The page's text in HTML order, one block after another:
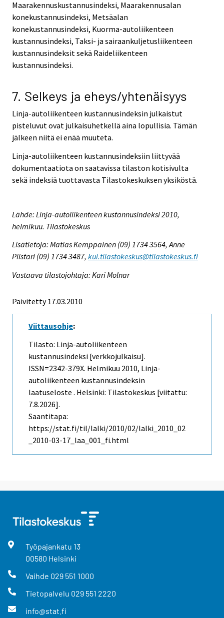
Maarakennuskustannusindeksi, Maarakennusalan
konekustannusindeksi, Metsäalan
konekustannusindeksi, Kuorma-autoliikenteen
kustannusindeksi, Taksi- ja sairaankuljetusliikenteen
kustannusindeksit sekä Raideliikenteen
kustannusindeksi.
7. Selkeys ja eheys/yhtenäisyys
Linja-autoliikenteen kustannusindeksin julkaistut
pisteluvut ovat julkaisuhetkellä aina lopullisia. Tämän
jälkeen niitä ei enää muuteta.
Linja-autoliikenteen kustannusindeksiin liittyvää
dokumentaatiota on saatavissa tilaston kotisivulta
sekä indeksiä tuottavasta Tilastokeskuksen yksiköstä.
Lähde: Linja-autoliikenteen kustannusindeksi 2010,
helmikuu. Tilastokeskus
Lisätietoja: Matias Kemppainen (09) 1734 3564, Anne
Piistari (09) 1734 3487, kui.tilastokeskus@tilastokeskus.fi
Vastaava tilastojohtaja: Kari Molnar
Päivitetty 17.03.2010
Viittausohje:
Tilasto: Linja-autoliikenteen
kustannusindeksi [verkkojulkaisu].
ISSN=2342-379X. Helmikuu 2010, Linja-
autoliikenteen kustannusindeksin
laatuseloste . Helsinki: Tilastokeskus [viitattu:
7.8.2026].
Saantitapa:
https://stat.fi/til/lalki/2010/02/lalki_2010_02
_2010-03-17_laa_001_fi.html
Työpajankatu 13
00580 Helsinki
Vaihde 029 551 1000
Tietopalvelu 029 551 2220
info@stat.fi